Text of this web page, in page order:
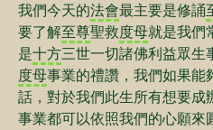
我們今天的法會最主要是修誦
要了解至尊聖救度母就是我們
是十方三世一切諸佛利益眾生
度母事業的禮讚，我們如果能
話，對於我們此生所有想要成
事業都可以依照我們的心願來